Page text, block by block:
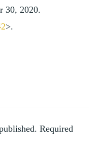
30, 2020.
>.
Required